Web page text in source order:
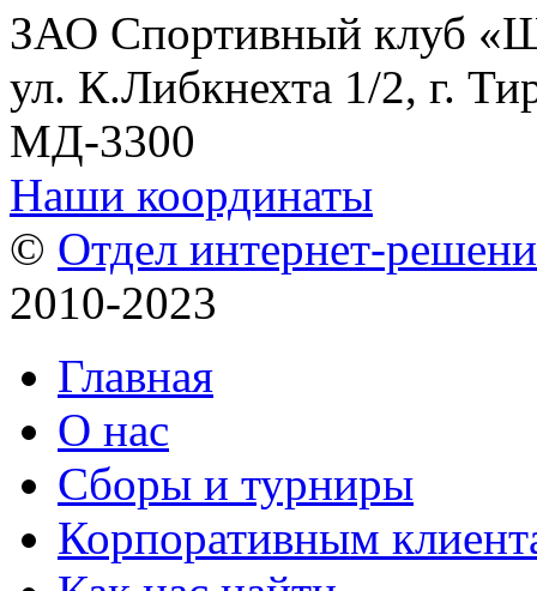
ЗАО Спортивный клуб
ул. К.Либкнехта 1/2, г.
МД-3300
Наши координаты
© Отдел интернет-
2010-2023
Главная
О нас
Сборы и турниры
Корпоративным